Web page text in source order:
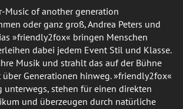
Music of another generation
oder ganz groß, Andrea Peters und
»friendly2fox« bringen Menschen
dabei jedem Event Stil und Klasse.
Musik und strahlt das auf der Bühne
über Generationen hinweg. »friendly2fox«
unterwegs, stehen für einen direkten
und überzeugen durch natürliche